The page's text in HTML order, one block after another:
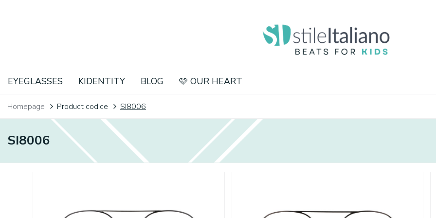
EYEGLASSES KIDENTITY BLOG 🩷 OUR HEART
Homepage Product codice SI8006
SI8006